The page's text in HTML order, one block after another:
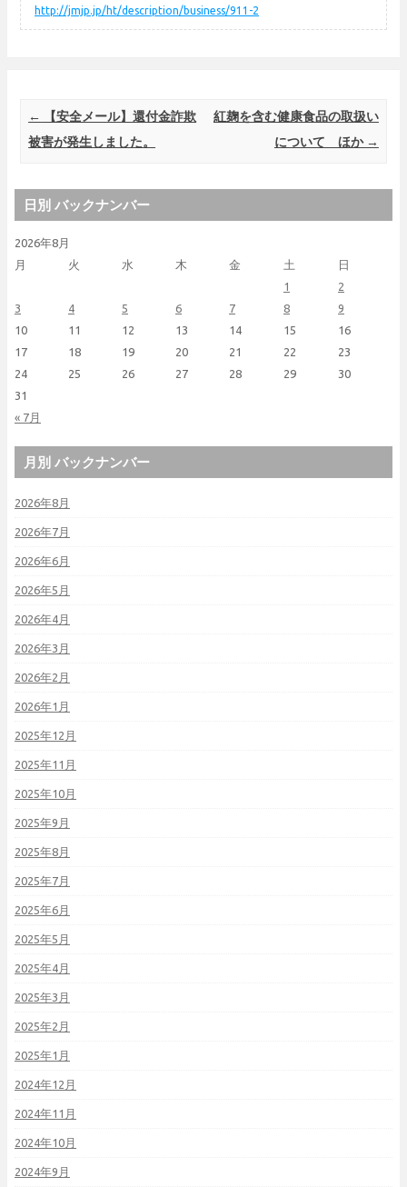
http://jmjp.jp/ht/description/business/911-2
Post navigation
←
【安全メール】還付金詐欺
被害が発生しました。
紅麹を含む健康食品の取扱い
について ほか →
日別 バックナンバー
2026年8月
月
火 水 木 金 土 日
« 7月
1
2
3
4 5 6 7 8
9
10
11 12 13 14 15
16
17
18 19 20 21 22
23
24
25 26 27 28 29
30
31
月別 バックナンバー
2026年8月
2026年7月
2026年6月
2026年5月
2026年4月
2026年3月
2026年2月
2026年1月
2025年12月
2025年11月
2025年10月
2025年9月
2025年8月
2025年7月
2025年6月
2025年5月
2025年4月
2025年3月
2025年2月
2025年1月
2024年12月
2024年11月
2024年10月
2024年9月